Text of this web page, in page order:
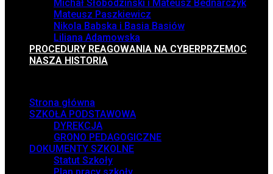
Michał Słobodziński i Mateusz Bednarczyk
Mateusz Paszkiewicz
Nikola Babska i Basia Basiów
Liliana Adamowska
PROCEDURY REAGOWANIA NA CYBERPRZEMOC
NASZA HISTORIA
Strona główna
SZKOŁA PODSTAWOWA
DYREKCJA
GRONO PEDAGOGICZNE
DOKUMENTY SZKOLNE
Statut Szkoły